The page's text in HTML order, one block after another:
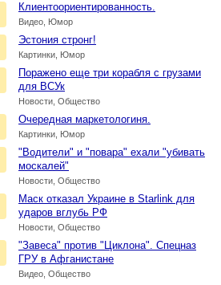
Клиентоориентированность.
Видео, Юмор
Эстония стронг!
Картинки, Юмор
Поражено еще три корабля с грузами
для ВСУк
Новости, Общество
Очередная маркетологиня.
Картинки, Юмор
"Водители" и "повара" ехали "убивать
москалей"
Новости, Общество
Маск отказал Украине в Starlink для
ударов вглубь РФ
Новости, Общество
"Завеса" против "Циклона". Спецназ
ГРУ в Афганистане
Видео, Общество